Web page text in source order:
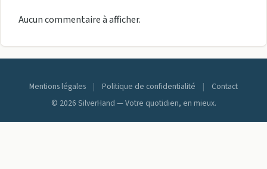
Aucun commentaire à afficher.
Mentions légales | Politique de confidentialité |
Contact
© 2026 SilverHand — Votre quotidien, en mieux.